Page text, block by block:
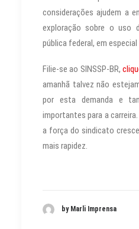
considerações ajudem a
exploração sobre o uso
pública federal, em especial
Filie-se ao SINSSP-BR,
amanhã talvez não
por esta demanda e
importantes para a
a força do sindicato
mais rapidez.
by Marli Imprensa